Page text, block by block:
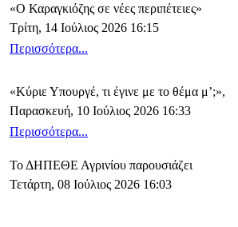
«Ο Καραγκιόζης σε νέες περιπέτειες»
Τρίτη, 14 Ιούλιος 2026 16:15
Περισσότερα...
«Κύριε Υπουργέ, τι έγινε με το θέμα μ’;»,
Παρασκευή, 10 Ιούλιος 2026 16:33
Περισσότερα...
Το ΔΗΠΕΘΕ Αγρινίου παρουσιάζει
Τετάρτη, 08 Ιούλιος 2026 16:03